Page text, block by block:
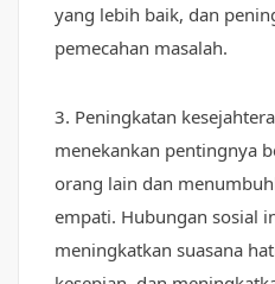
yang lebih baik, dan
pemecahan masalah.
3. Peningkatan
menekankan pentingnya
orang lain dan
empati. Hubungan sosial
meningkatkan suasana